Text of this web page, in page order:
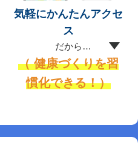
気軽にかんたんアクセ
ス
だから…
（ 健康づくりを習
慣化できる！）